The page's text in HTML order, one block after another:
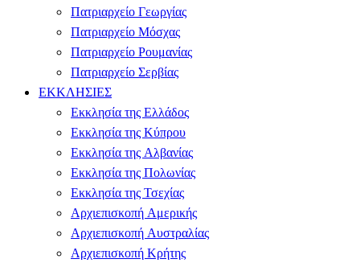
Πατριαρχείο Γεωργίας
Πατριαρχείο Μόσχας
Πατριαρχείο Ρουμανίας
Πατριαρχείο Σερβίας
ΕΚΚΛΗΣΙΕΣ
Εκκλησία της Ελλάδος
Εκκλησία της Κύπρου
Εκκλησία της Αλβανίας
Εκκλησία της Πολωνίας
Εκκλησία της Τσεχίας
Αρχιεπισκοπή Αμερικής
Αρχιεπισκοπή Αυστραλίας
Αρχιεπισκοπή Κρήτης